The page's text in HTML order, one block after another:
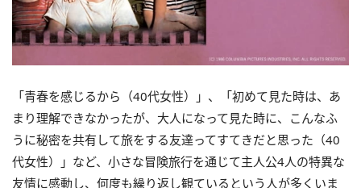
「青春を感じるから（40代女性）」、「初めて見た時は、あ
まり理解できなかったが、大人になって見た時に、こんなふ
うに秘密を共有して旅をする友達ってすてきだと思った（40
代女性）」など、小さな冒険旅行を通じて主人公4人の特異な
友情に感動し、何度も繰り返し観ているという人が多くいま